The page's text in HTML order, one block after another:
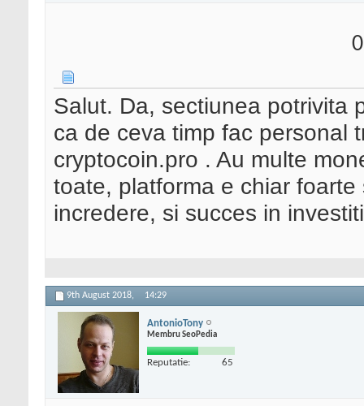
Salut. Da, sectiunea potrivita
ca de ceva timp fac personal
cryptocoin.pro . Au multe
toate, platforma e chiar
incredere, si succes in
9th August 2018, 14:29
AntonioTony
Membru SeoPedia
Reputatie: 65